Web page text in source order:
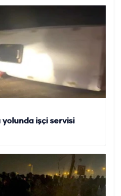
yolunda işçi servisi